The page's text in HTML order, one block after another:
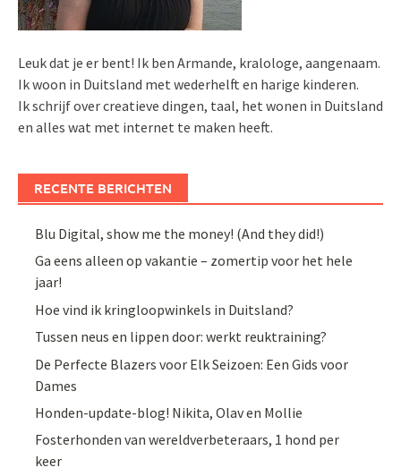
Leuk dat je er bent! Ik ben Armande, kralologe, aangenaam.
Ik woon in Duitsland met wederhelft en harige kinderen.
Ik schrijf over creatieve dingen, taal, het wonen in Duitsland
en alles wat met internet te maken heeft.
RECENTE BERICHTEN
Blu Digital, show me the money! (And they did!)
Ga eens alleen op vakantie – zomertip voor het hele
jaar!
Hoe vind ik kringloopwinkels in Duitsland?
Tussen neus en lippen door: werkt reuktraining?
De Perfecte Blazers voor Elk Seizoen: Een Gids voor
Dames
Honden-update-blog! Nikita, Olav en Mollie
Fosterhonden van wereldverbeteraars, 1 hond per
keer